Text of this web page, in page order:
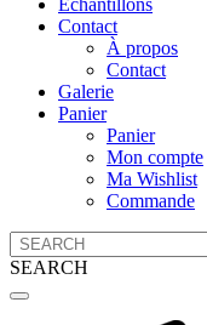
Échantillons
Contact
À propos
Contact
Galerie
Panier
Panier
Mon compte
Ma Wishlist
Commande
SEARCH